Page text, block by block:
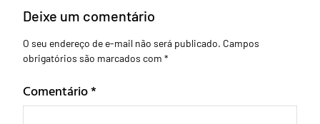
Deixe um comentário
O seu endereço de e-mail não será publicado. Campos
obrigatórios são marcados com *
Comentário*